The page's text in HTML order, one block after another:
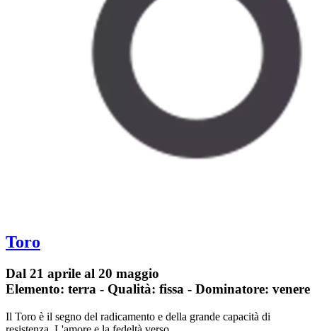
Toro
Dal 21 aprile al 20 maggio
Elemento: terra - Qualità: fissa - Dominatore: venere
Il Toro è il segno del radicamento e della grande capacità di